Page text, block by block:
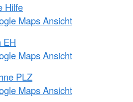
Hilfe
Maps Ansicht
EH
Maps Ansicht
PLZ
Maps Ansicht